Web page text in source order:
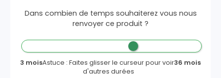
Dans combien de temps souhaiterez vous nous
renvoyer ce produit ?
3 moisAstuce : Faites glisser le curseur pour voir
d'autres durées
36 mois